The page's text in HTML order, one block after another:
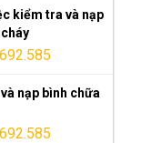
kiểm tra và nạp
nạp bình chữa